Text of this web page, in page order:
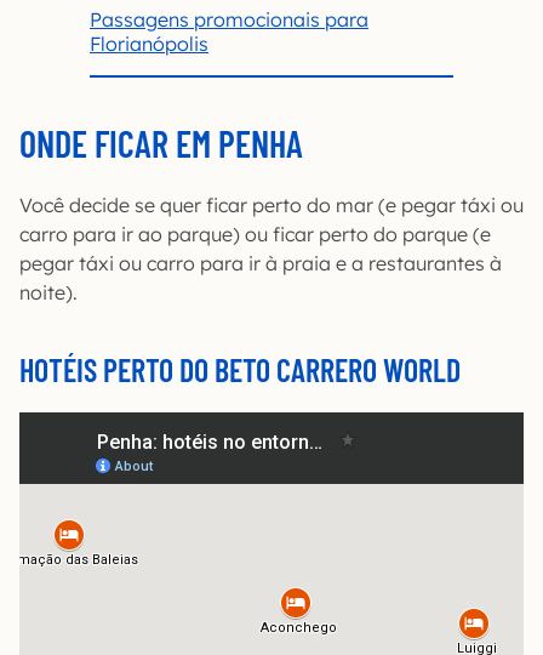
Passagens promocionais para
Florianópolis
ONDE FICAR EM PENHA
Você decide se quer ficar perto do mar (e pegar táxi ou
carro para ir ao parque) ou ficar perto do parque (e
pegar táxi ou carro para ir à praia e a restaurantes à
noite).
HOTÉIS PERTO DO BETO CARRERO WORLD